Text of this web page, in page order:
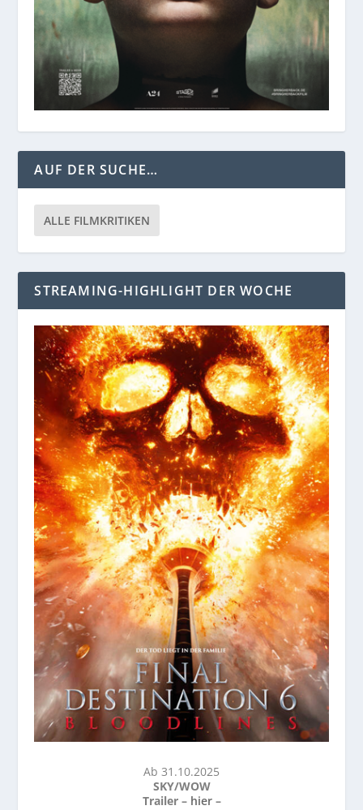
AUF DER SUCHE…
ALLE FILMKRITIKEN
STREAMING-HIGHLIGHT DER WOCHE
Ab 31.10.2025
SKY/WOW
Trailer – hier –